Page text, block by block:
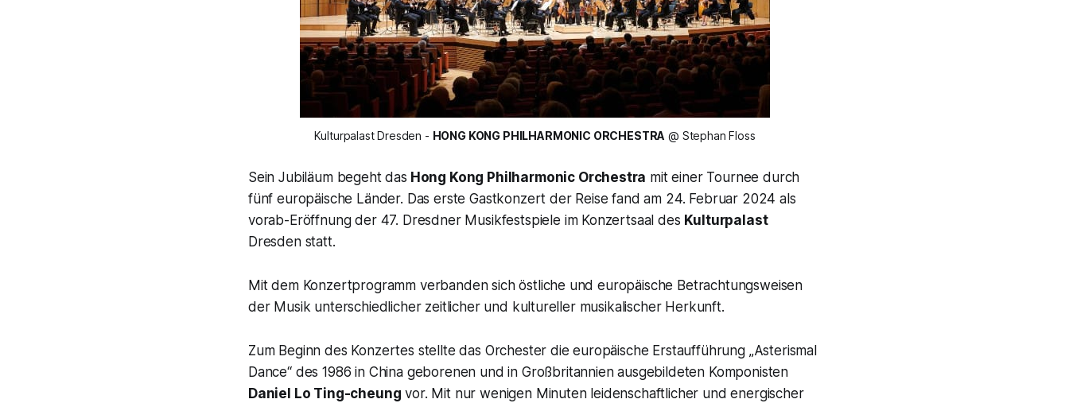
Kulturpalast Dresden - HONG KONG PHILHARMONIC ORCHESTRA @ Stephan Floss
Sein Jubiläum begeht das Hong Kong Philharmonic Orchestra mit einer Tournee durch
fünf europäische Länder. Das erste Gastkonzert der Reise fand am 24. Februar 2024 als
vorab-Eröffnung der 47. Dresdner Musikfestspiele im Konzertsaal des Kulturpalast
Dresden statt.
Mit dem Konzertprogramm verbanden sich östliche und europäische Betrachtungsweisen
der Musik unterschiedlicher zeitlicher und kultureller musikalischer Herkunft.
Zum Beginn des Konzertes stellte das Orchester die europäische Erstaufführung „Asterismal
Dance“ des 1986 in China geborenen und in Großbritannien ausgebildeten Komponisten
Daniel Lo Ting-cheung vor. Mit nur wenigen Minuten leidenschaftlicher und energischer